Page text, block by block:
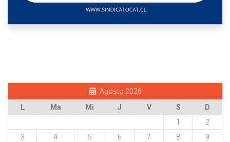
Agosto 2026
L
Ma Mi J V S
D
1
2
3
4 5 6 7 8
9